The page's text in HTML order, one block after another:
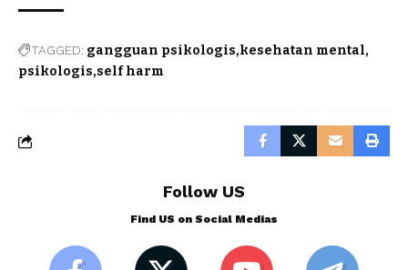
TAGGED: gangguan psikologis kesehatan mental
psikologis self harm
Follow US
Find US on Social Medias